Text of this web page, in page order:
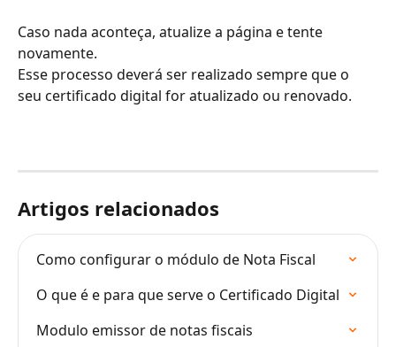
Caso nada aconteça, atualize a página e tente
novamente.
Esse processo deverá ser realizado sempre que o
seu certificado digital for atualizado ou renovado.
Artigos relacionados
Como configurar o módulo de Nota Fiscal
O que é e para que serve o Certificado Digital
Modulo emissor de notas fiscais